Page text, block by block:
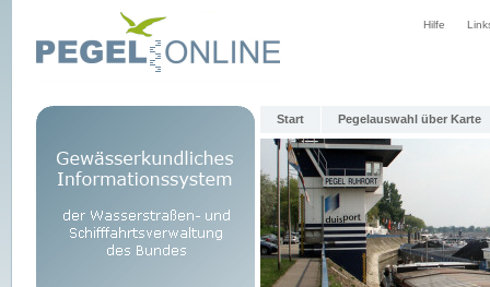
Hilfe
Start Pegelauswahl über Karte